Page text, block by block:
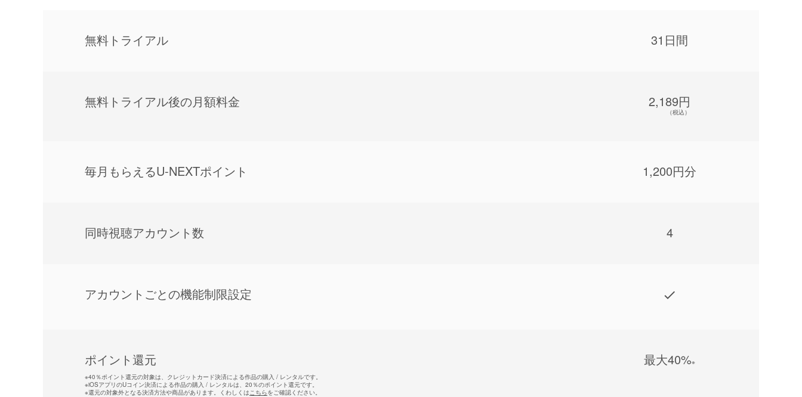
無料トライアル 31日間
無料トライアル後の⽉額料金 2,189円
（税込）
毎⽉もらえるU-NEXTポイント 1,200円分
同時視聴アカウント数 4
アカウントごとの機能制限設定
ポイント還元 最⼤40%※
※40％ポイント還元の対象は、クレジットカード決済による作品の購入 / レンタルです。
※iOSアプリのUコイン決済による作品の購入 / レンタルは、20％のポイント還元です。
※還元の対象外となる決済方法や商品があります。くわしくはこちらをご確認ください。